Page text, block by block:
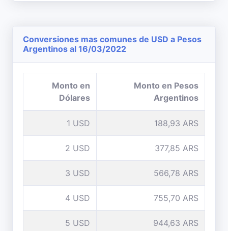
Conversiones mas comunes de USD a Pesos
Argentinos al 16/03/2022
Monto en
Dólares
Monto en Pesos
Argentinos
1 USD 188,93 ARS
2 USD 377,85 ARS
3 USD 566,78 ARS
4 USD 755,70 ARS
5 USD 944,63 ARS